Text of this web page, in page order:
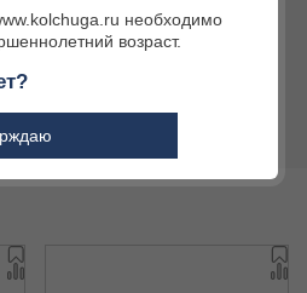
активного отдыха
Подробнее
необходимо
возраст.